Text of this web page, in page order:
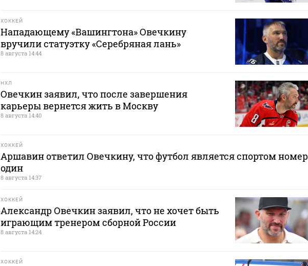
ХОККЕЙ
Нападающему «Вашингтона» Овечкину
вручили статуэтку «Серебряная лань»
8 августа 14:44
НХЛ
Овечкин заявил, что после завершения
карьеры вернется жить в Москву
8 августа 14:40
ХОККЕЙ
Аршавин ответил Овечкину, что футбол является спортом номер
один
8 августа 14:37
ХОККЕЙ
Александр Овечкин заявил, что не хочет быть
играющим тренером сборной России
8 августа 14:24
ХОККЕЙ